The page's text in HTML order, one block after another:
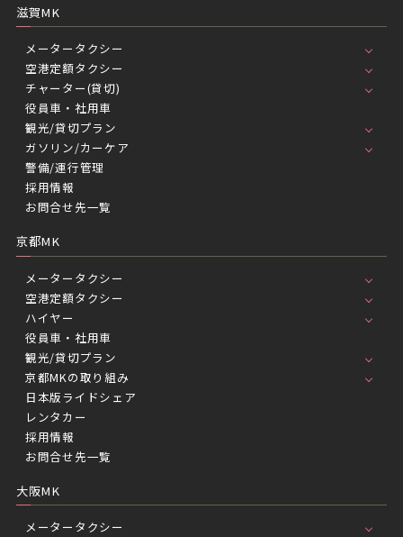
滋賀MK
メータータクシー
空港定額タクシー
チャーター(貸切)
役員車・社用車
観光/貸切プラン
ガソリン/カーケア
警備/運行管理
採用情報
お問合せ先一覧
京都MK
メータータクシー
空港定額タクシー
ハイヤー
役員車・社用車
観光/貸切プラン
京都MKの取り組み
日本版ライドシェア
レンタカー
採用情報
お問合せ先一覧
大阪MK
メータータクシー